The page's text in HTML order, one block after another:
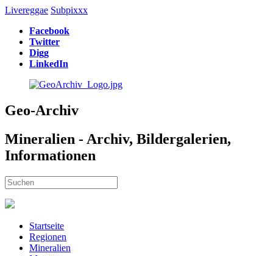
Livereggae Subpixxx
Facebook
Twitter
Digg
LinkedIn
Geo-Archiv
Mineralien - Archiv, Bildergalerien,
Informationen
Startseite
Regionen
Mineralien